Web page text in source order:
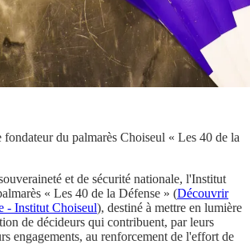
du palmarès Choiseul « Les 40 de la
et de sécurité nationale, l'Institut
« Les 40 de la Défense » (Découvrir
- Institut Choiseul), destiné à mettre en lumière
de décideurs qui contribuent, par leurs
engagements, au renforcement de l'effort de